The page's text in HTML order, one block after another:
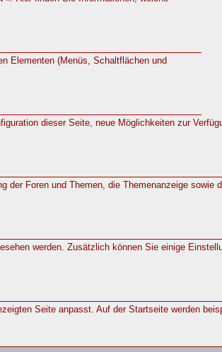
Elementen (Menüs, Schaltflächen und
dieser Seite, neue Möglichkeiten zur
der Foren und Themen, die Themenanzeige sowie
werden. Zusätzlich können Sie einige
Seite anpasst. Auf der Startseite werden